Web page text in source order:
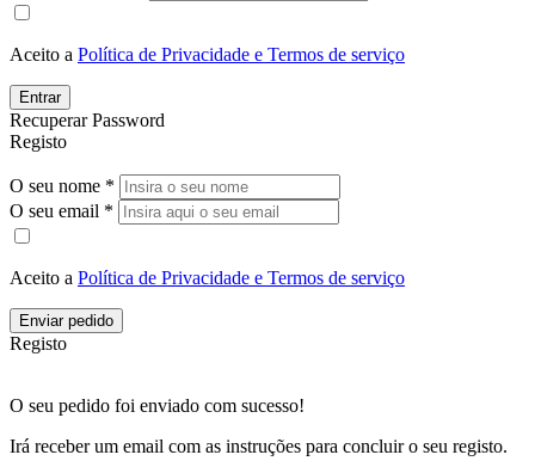
Aceito a Política de Privacidade e Termos de serviço
Entrar
Recuperar Password
Registo
O seu nome *
O seu email *
Aceito a Política de Privacidade e Termos de serviço
Enviar pedido
Registo
O seu pedido foi enviado com sucesso!
Irá receber um email com as instruções para concluir o seu registo.